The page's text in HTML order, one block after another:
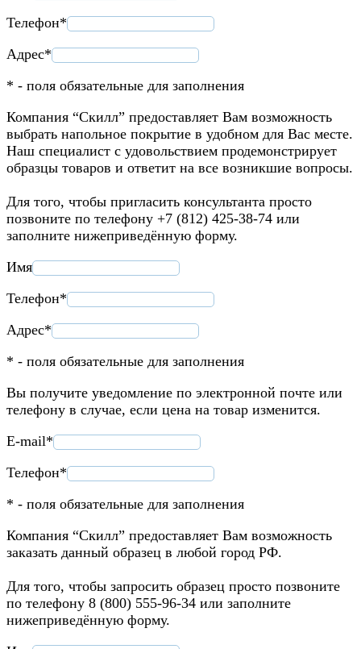
Телефон*
Адрес*
* - поля обязательные для заполнения
Компания “Скилл” предоставляет Вам возможность
выбрать напольное покрытие в удобном для Вас месте.
Наш специалист с удовольствием продемонстрирует
образцы товаров и ответит на все возникшие вопросы.
Для того, чтобы пригласить консультанта просто
позвоните по телефону +7 (812) 425-38-74 или
заполните нижеприведённую форму.
Имя
Телефон*
Адрес*
* - поля обязательные для заполнения
Вы получите уведомление по электронной почте или
телефону в случае, если цена на товар изменится.
E-mail*
Телефон*
* - поля обязательные для заполнения
Компания “Скилл” предоставляет Вам возможность
заказать данный образец в любой город РФ.
Для того, чтобы запросить образец просто позвоните
по телефону 8 (800) 555-96-34 или заполните
нижеприведённую форму.